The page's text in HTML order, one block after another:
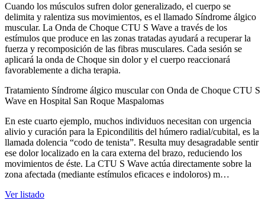
Cuando los músculos sufren dolor generalizado, el cuerpo se
delimita y ralentiza sus movimientos, es el llamado Síndrome álgico
muscular. La Onda de Choque CTU S Wave a través de los
estímulos que produce en las zonas tratadas ayudará a recuperar la
fuerza y recomposición de las fibras musculares. Cada sesión se
aplicará la onda de Choque sin dolor y el cuerpo reaccionará
favorablemente a dicha terapia.
Tratamiento Síndrome álgico muscular con Onda de Choque CTU S
Wave en Hospital San Roque Maspalomas
En este cuarto ejemplo, muchos individuos necesitan con urgencia
alivio y curación para la Epicondilitis del húmero radial/cubital, es la
llamada dolencia “codo de tenista”. Resulta muy desagradable sentir
ese dolor localizado en la cara externa del brazo, reduciendo los
movimientos de éste. La CTU S Wave actúa directamente sobre la
zona afectada (mediante estímulos eficaces e indoloros) m…
Ver listado